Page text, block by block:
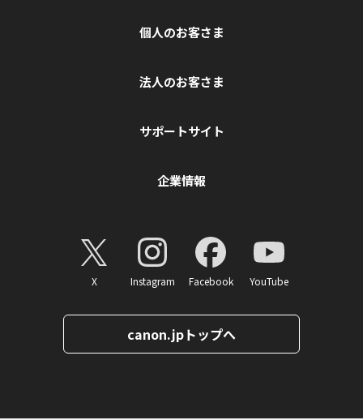
個人のお客さま
法人のお客さま
サポートサイト
企業情報
X Instagram Facebook YouTube
canon.jpトップへ